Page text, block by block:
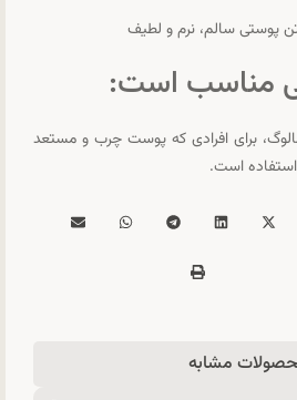
پوستی سالم، نرم و لطیف
مناسب است:
برای افرادی که پوست چرب و مستعد
است.
مشابه